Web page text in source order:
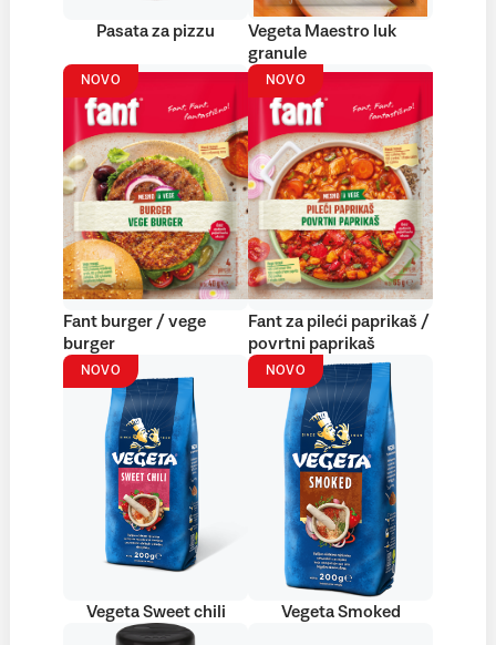
Pasata za pizzu
Vegeta Maestro luk
granule
NOVO
Fant burger / vege
burger
NOVO
Fant za pileći paprikaš /
povrtni paprikaš
NOVO
Vegeta Sweet chili
NOVO
Vegeta Smoked